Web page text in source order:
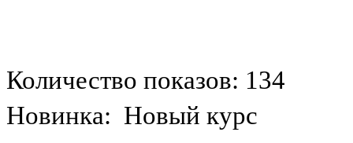
Количество показов: 134
Новинка: Новый курс